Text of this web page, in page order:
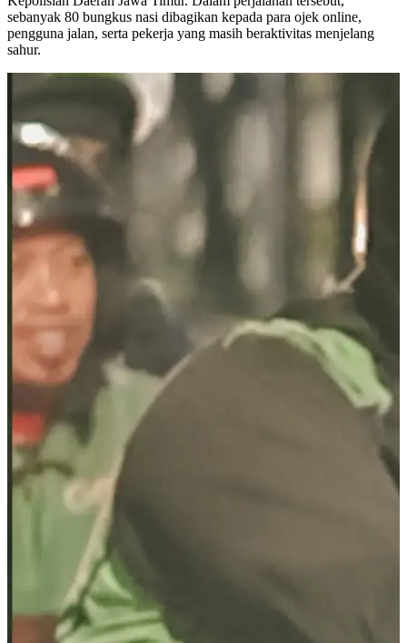
sebanyak 80 bungkus nasi dibagikan kepada para ojek online,
pengguna jalan, serta pekerja yang masih beraktivitas menjelang
sahur.